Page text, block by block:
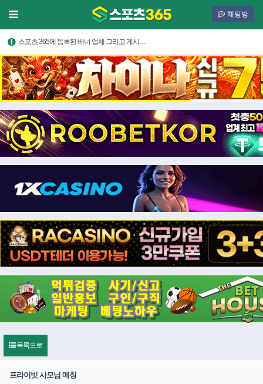
채팅방
스포츠 365에 등록된 배너 업체 그리고 게시…
목록으로
프라이빗 사모님 매칭